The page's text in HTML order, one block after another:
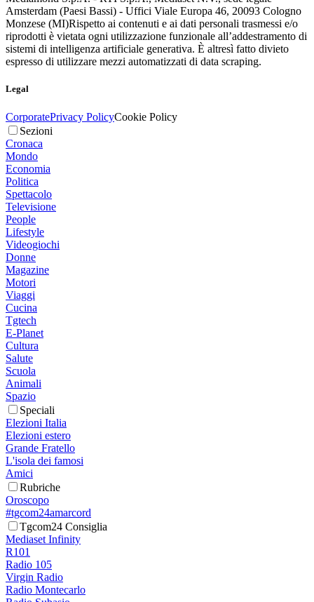
Amsterdam (Paesi Bassi) - Uffici Viale Europa 46, 20093 Cologno
Monzese (MI)Rispetto ai contenuti e ai dati personali trasmessi e/o
riprodotti è vietata ogni utilizzazione funzionale all’addestramento di
sistemi di intelligenza artificiale generativa. È altresì fatto divieto
espresso di utilizzare mezzi automatizzati di data scraping.
Legal
CorporatePrivacy PolicyCookie Policy
Sezioni
Cronaca
Mondo
Economia
Politica
Spettacolo
Televisione
People
Lifestyle
Videogiochi
Donne
Magazine
Motori
Viaggi
Cucina
Tgtech
E-Planet
Cultura
Salute
Scuola
Animali
Spazio
Speciali
Elezioni Italia
Elezioni estero
Grande Fratello
L'isola dei famosi
Amici
Rubriche
Oroscopo
#tgcom24amarcord
Tgcom24 Consiglia
Mediaset Infinity
R101
Radio 105
Virgin Radio
Radio Montecarlo